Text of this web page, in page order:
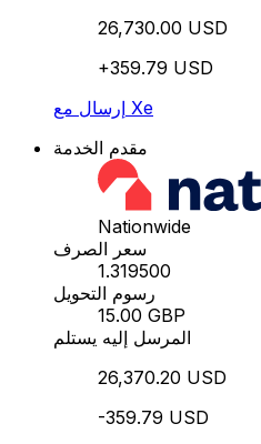
26,730.00 USD
+359.79 USD
إرسال مع Xe
مقدم الخدمة
Nationwide
سعر الصرف
1.319500
رسوم التحويل
15.00 GBP
المرسل إليه يستلم
26,370.20 USD
-359.79 USD